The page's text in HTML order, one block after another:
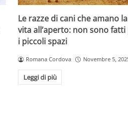
Le razze di cani che amano la
vita all’aperto: non sono fatti
i piccoli spazi
Romana Cordova Novembre 5,
Leggi di più